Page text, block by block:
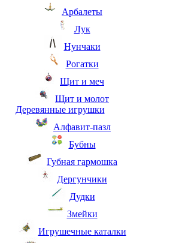
Арбалеты
Лук
Нунчаки
Рогатки
Щит и меч
Щит и молот
Деревянные игрушки
Алфавит-пазл
Бубны
Губная гармошка
Дергунчики
Дудки
Змейки
Игрушечные каталки